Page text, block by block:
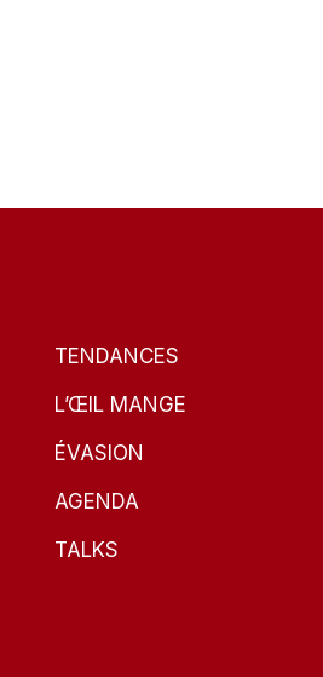
TENDANCES
L’ŒIL MANGE
ÉVASION
AGENDA
TALKS